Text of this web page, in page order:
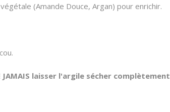
(Amande Douce, Argan) pour enrichir.
JAMAIS laisser l'argile sécher complètement